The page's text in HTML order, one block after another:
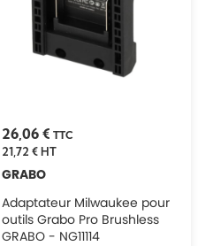
26,06 € TTC
21,72 €HT
GRABO
Adaptateur Milwaukee pour
outils Grabo Pro Brushless
GRABO - NG11114